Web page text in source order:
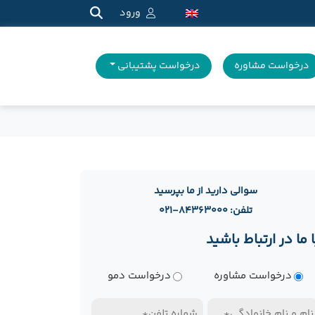
ورود
درخواست مشاوره درخواست پشتیبانی
سوالی دارید از ما بپرسید
تلفن: ۸۴۳۶۳۰۰۰-۰۲۱
ما در ارتباط باشید
نوع
درخواست مشاوره درخواست دمو
نام
تلفن